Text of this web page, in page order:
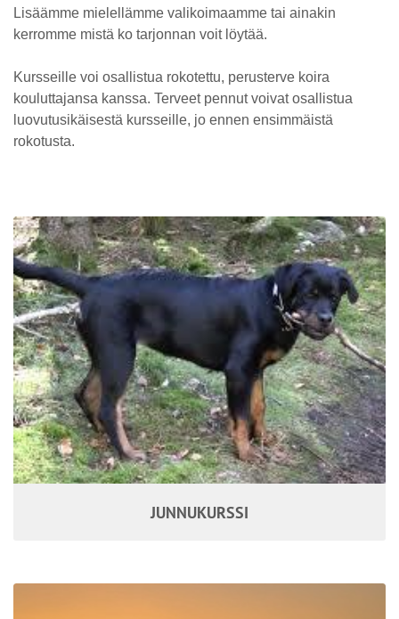
Lisäämme mielellämme valikoimaamme tai ainakin
kerromme mistä ko tarjonnan voit löytää.
Kursseille voi osallistua rokotettu, perusterve koira
kouluttajansa kanssa. Terveet pennut voivat osallistua
luovutusikäisestä kursseille, jo ennen ensimmäistä
rokotusta.
JUNNUKURSSI